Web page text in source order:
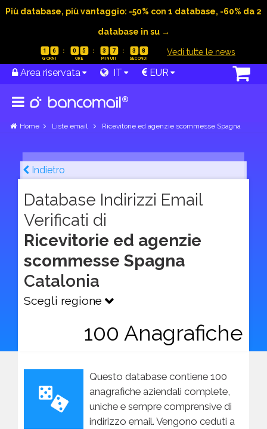
Più database, più vantaggio: -50% con 1 database, -60% da 2
database in su →
1 6 0 5 3 7 3 7 Vedi tutte le news
Area riservata IT EUR
Home Liste email Ricevitorie ed agenzie scommesse Spagna
Indietro
Database Indirizzi Email
Verificati di
Ricevitorie ed agenzie
scommesse Spagna
Catalonia
Scegli regione
100 Anagrafiche
Questo database contiene 100
anagrafiche aziendali complete,
uniche e sempre comprensive di
indirizzo email. Vengono ceduti a